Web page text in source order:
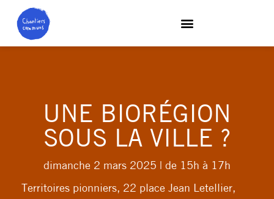
UNE BIORÉGION
SOUS LA VILLE ?
dimanche 2 mars 2025 | de 15h à 17h
Territoires pionniers, 22 place Jean Letellier,